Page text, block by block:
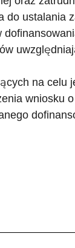
do ustalania
na celu
wniosku